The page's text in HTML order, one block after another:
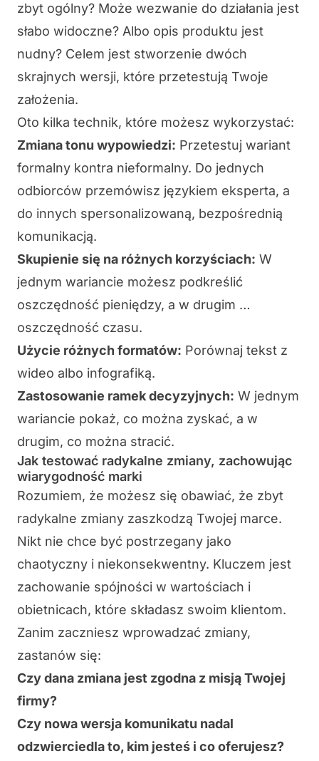
zbyt ogólny? Może wezwanie do działania jest
słabo widoczne? Albo opis produktu jest
nudny? Celem jest stworzenie dwóch
skrajnych wersji, które przetestują Twoje
założenia.
Oto kilka technik, które możesz wykorzystać:
Zmiana tonu wypowiedzi: Przetestuj wariant
formalny kontra nieformalny. Do jednych
odbiorców przemówisz językiem eksperta, a
do innych spersonalizowaną, bezpośrednią
komunikacją.
Skupienie się na różnych korzyściach: W
jednym wariancie możesz podkreślić
oszczędność pieniędzy, a w drugim …
oszczędność czasu.
Użycie różnych formatów: Porównaj tekst z
wideo albo infografiką.
Zastosowanie ramek decyzyjnych: W jednym
wariancie pokaż, co można zyskać, a w
drugim, co można stracić.
Jak testować radykalne zmiany, zachowując
wiarygodność marki
Rozumiem, że możesz się obawiać, że zbyt
radykalne zmiany zaszkodzą Twojej marce.
Nikt nie chce być postrzegany jako
chaotyczny i niekonsekwentny. Kluczem jest
zachowanie spójności w wartościach i
obietnicach, które składasz swoim klientom.
Zanim zaczniesz wprowadzać zmiany,
zastanów się:
Czy dana zmiana jest zgodna z misją Twojej
firmy?
Czy nowa wersja komunikatu nadal
odzwierciedla to, kim jesteś i co oferujesz?